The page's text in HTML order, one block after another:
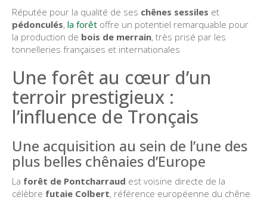
Réputée pour la qualité de ses chênes sessiles et
pédonculés, la forêt offre un potentiel remarquable pour
la production de bois de merrain, très prisé par les
tonnelleries françaises et internationales
Une forêt au cœur d’un
terroir prestigieux :
l’influence de Tronçais
Une acquisition au sein de l’une des
plus belles chênaies d’Europe
La forêt de Pontcharraud est voisine directe de la
célèbre futaie Colbert, référence européenne du chêne